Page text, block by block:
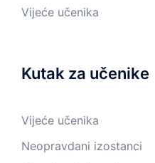
Vijeće učenika
Kutak za učenike
Vijeće učenika
Neopravdani izostanci